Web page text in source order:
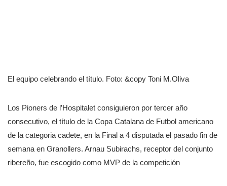
El equipo celebrando el título. Foto: &copy Toni M.Oliva
Los Pioners de l’Hospitalet consiguieron por tercer año
consecutivo, el título de la Copa Catalana de Futbol americano
de la categoria cadete, en la Final a 4 disputada el pasado fin de
semana en Granollers. Arnau Subirachs, receptor del conjunto
ribereño, fue escogido como MVP de la competición